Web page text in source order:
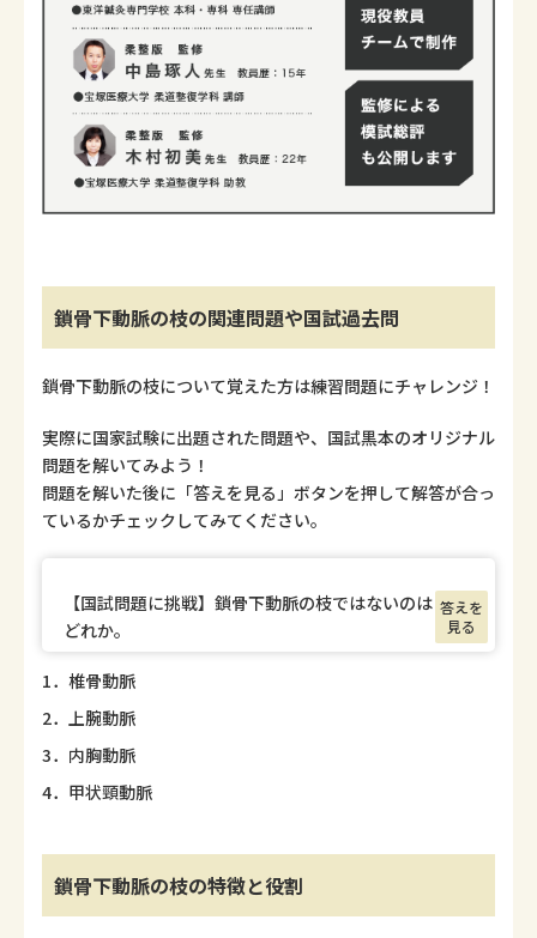
鎖骨下動脈の枝の関連問題や国試過去問
鎖骨下動脈の枝について覚えた方は練習問題にチャレンジ！
実際に国家試験に出題された問題や、国試黒本のオリジナル
問題を解いてみよう！
問題を解いた後に「答えを見る」ボタンを押して解答が合っ
ているかチェックしてみてください。
【国試問題に挑戦】鎖骨下動脈の枝ではないのは
どれか。
答えを
見る
1．椎骨動脈
2．上腕動脈
3．内胸動脈
4．甲状頸動脈
鎖骨下動脈の枝の特徴と役割